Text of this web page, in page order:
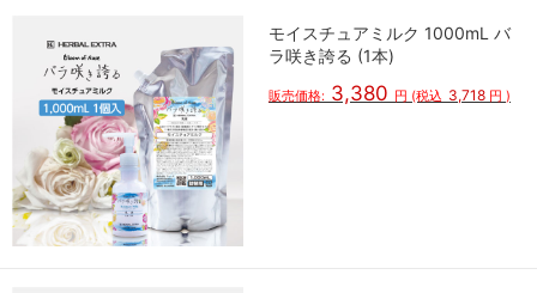
モイスチュアミルク 1000mL バ
ラ咲き誇る (1本)
販売価格: 3,380 円 (税込 3,718 円 )